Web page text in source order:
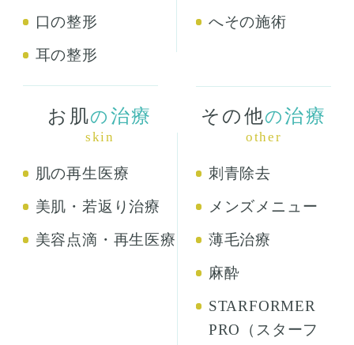
口の整形
耳の整形
へその施術
お肌の 治療
skin
肌の再生医療
美肌・若返り治療
美容点滴・再生医療
その他の治療
other
刺青除去
メンズメニュー
薄毛治療
麻酔
STARFORMER
PRO（スターフ